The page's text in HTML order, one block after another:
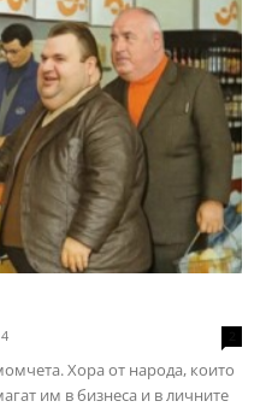
Хора от народа, които
им в бизнеса и в личните